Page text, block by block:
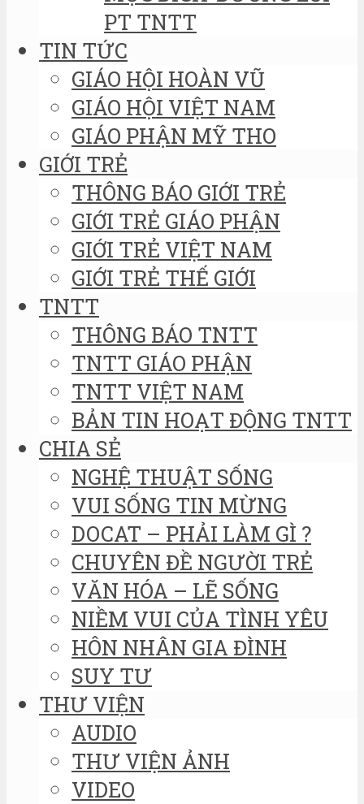
PT TNTT
TIN TỨC
GIÁO HỘI HOÀN VŨ
GIÁO HỘI VIỆT NAM
GIÁO PHẬN MỸ THO
GIỚI TRẺ
THÔNG BÁO GIỚI TRẺ
GIỚI TRẺ GIÁO PHẬN
GIỚI TRẺ VIỆT NAM
GIỚI TRẺ THẾ GIỚI
TNTT
THÔNG BÁO TNTT
TNTT GIÁO PHẬN
TNTT VIỆT NAM
BẢN TIN HOẠT ĐỘNG TNTT
CHIA SẺ
NGHỆ THUẬT SỐNG
VUI SỐNG TIN MỪNG
DOCAT – PHẢI LÀM GÌ ?
CHUYÊN ĐỀ NGƯỜI TRẺ
VĂN HÓA – LẼ SỐNG
NIỀM VUI CỦA TÌNH YÊU
HÔN NHÂN GIA ĐÌNH
SUY TƯ
THƯ VIỆN
AUDIO
THƯ VIỆN ẢNH
VIDEO